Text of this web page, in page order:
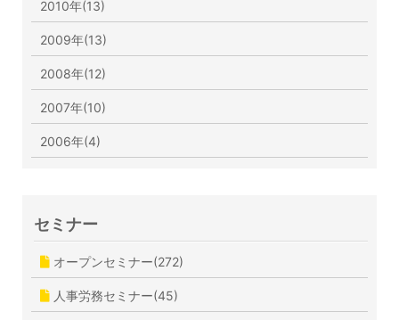
2010年(13)
2009年(13)
2008年(12)
2007年(10)
2006年(4)
セミナー
オープンセミナー(272)
人事労務セミナー(45)